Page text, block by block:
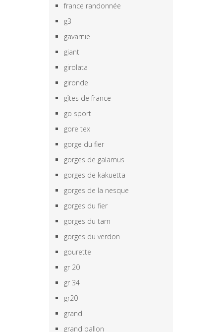
france randonnée
g3
gavarnie
giant
girolata
gironde
gîtes de france
go sport
gore tex
gorge du fier
gorges de galamus
gorges de kakuetta
gorges de la nesque
gorges du fier
gorges du tarn
gorges du verdon
gourette
gr 20
gr 34
gr20
grand
grand ballon